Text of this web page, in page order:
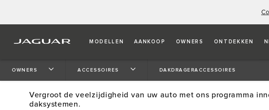
MODELLEN AANKOOP OWNERS ONTDEKKEN
OWNERS ACCESSOIRES DAKDRAGERACCESSOIRES
JAGUAR DAKACCESSOIRES
Vergroot de veelzijdigheid van uw auto met ons programma
daksystemen.